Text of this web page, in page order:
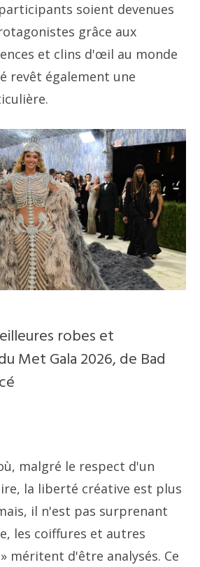
soient devenues
grâce aux
et clins d'œil au monde
revêt également une
robes et
Met Gala 2026, de Bad
malgré le respect d'un
la liberté créative est plus
il n'est pas surprenant
les coiffures et autres
méritent d'être analysés. Ce